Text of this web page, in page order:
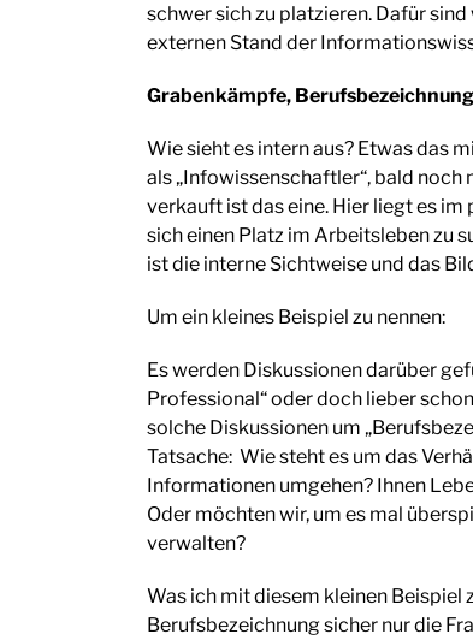
schwer sich zu platzieren. Dafür
externen Stand der
Grabenkämpfe,
Wie sieht es intern aus? Etwas das
als „Infowissenschaftler“, bald
verkauft ist das eine. Hier liegt es
sich einen Platz im Arbeitsleben zu
ist die interne Sichtweise und das
Um ein kleines Beispiel zu nennen:
Es werden Diskussionen darüber
Professional“ oder doch lieber
solche Diskussionen um
Tatsache: Wie steht es um das
Informationen umgehen? Ihnen
Oder möchten wir, um es mal
verwalten?
Was ich mit diesem kleinen Beispiel
Berufsbezeichnung sicher nur die